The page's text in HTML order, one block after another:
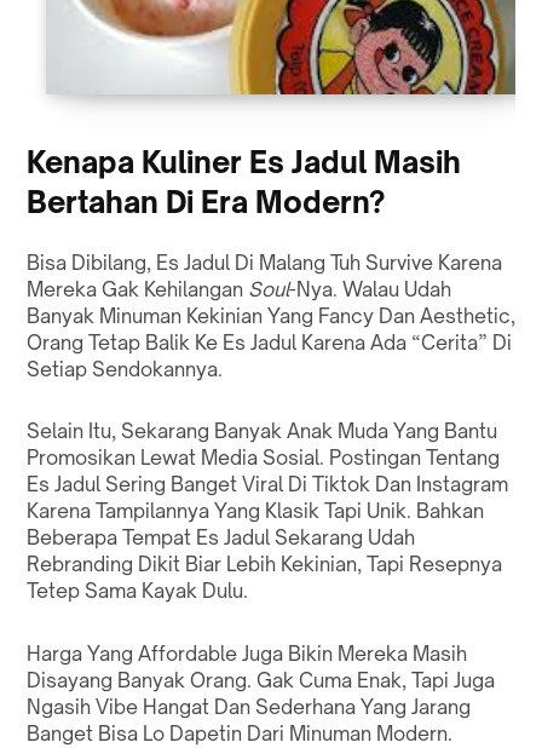
Kenapa Kuliner Es Jadul Masih
Bertahan Di Era Modern?
Bisa Dibilang, Es Jadul Di Malang Tuh Survive Karena
Mereka Gak Kehilangan Soul-Nya. Walau Udah
Banyak Minuman Kekinian Yang Fancy Dan Aesthetic,
Orang Tetap Balik Ke Es Jadul Karena Ada “Cerita” Di
Setiap Sendokannya.
Selain Itu, Sekarang Banyak Anak Muda Yang Bantu
Promosikan Lewat Media Sosial. Postingan Tentang
Es Jadul Sering Banget Viral Di Tiktok Dan Instagram
Karena Tampilannya Yang Klasik Tapi Unik. Bahkan
Beberapa Tempat Es Jadul Sekarang Udah
Rebranding Dikit Biar Lebih Kekinian, Tapi Resepnya
Tetep Sama Kayak Dulu.
Harga Yang Affordable Juga Bikin Mereka Masih
Disayang Banyak Orang. Gak Cuma Enak, Tapi Juga
Ngasih Vibe Hangat Dan Sederhana Yang Jarang
Banget Bisa Lo Dapetin Dari Minuman Modern.